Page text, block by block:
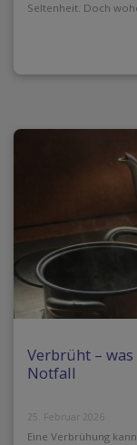
Seltenheit. Doch
Verbrüht –
Notfall
25. Februar 2026
Eine Verbrühung